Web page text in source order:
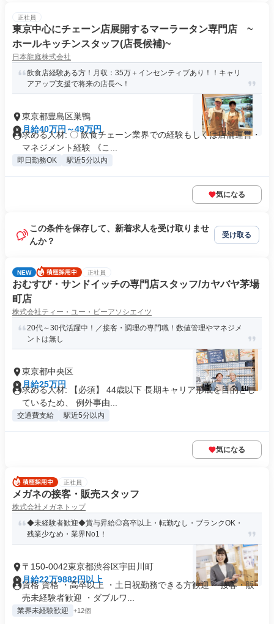
正社員
東京中心にチェーン店展開するマーラータン専門店 ~
ホールキッチンスタッフ(店長候補)~
日本龍庭株式会社
飲食店経験ある方！月収：35万＋インセンティブあり！！キャリ
アアップ支援で将来の店長へ！
東京都豊島区巣鴨
月給40万円～49万円
求める人材: 〇 飲食チェーン業界での経験もしくは店舗運営・
マネジメント経験 《こ...
即日勤務OK 駅近5分以内
気になる
この条件を保存して、新着求人を受け取りませ
んか？
受け取る
NEW 正社員
おむすび・サンドイッチの専門店スタッフ/カヤバヤ茅場
町店
株式会社ティー・ユー・ビーアソシエイツ
20代～30代活躍中！／接客・調理の専門職！数値管理やマネジメ
ントは無し
東京都中央区
月給25万円
求める人材: 【必須】 44歳以下 長期キャリア形成を目的とし
ているため、 例外事由...
交通費支給 駅近5分以内
気になる
正社員
メガネの接客・販売スタッフ
株式会社メガネトップ
◆未経験者歓迎◆賞与昇給◎高卒以上・転勤なし・ブランクOK・
残業少なめ・業界No1！
〒150-0042東京都渋谷区宇田川町
月給22万9882円以上
資格 資格 ・高卒以上 ・土日祝勤務できる方歓迎 ・接客・販
売未経験者歓迎 ・ダブルワ...
業界未経験歓迎 +12個